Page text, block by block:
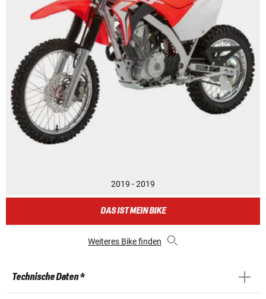
2019 - 2019
DAS IST MEIN BIKE
Weiteres Bike finden
Technische Daten *